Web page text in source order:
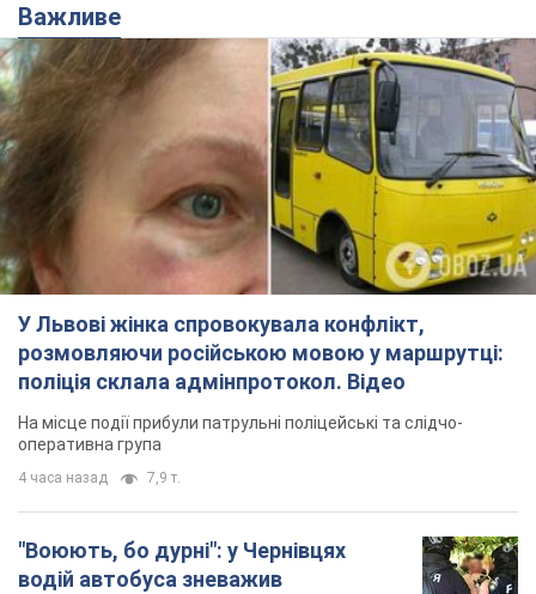
Важливе
У Львові жінка спровокувала конфлікт,
розмовляючи російською мовою у маршрутці:
поліція склала адмінпротокол. Відео
На місце події прибули патрульні поліцейські та слідчо-
оперативна група
4 часа назад 7,9 т.
"Воюють, бо дурні": у Чернівцях
водій автобуса зневажив